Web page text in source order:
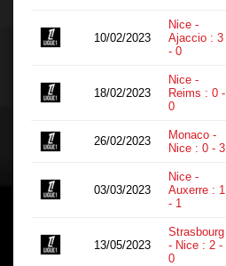
10/02/2023
Nice -
Ajaccio : 3
- 0
18/02/2023
Nice -
Reims : 0 -
0
26/02/2023
Monaco -
Nice : 0 - 3
03/03/2023
Nice -
Auxerre : 1
- 1
13/05/2023
Strasbourg
- Nice : 2 -
0